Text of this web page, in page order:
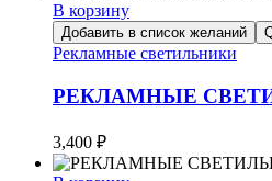
В корзину
Добавить в список желаний
Рекламные светильники
РЕКЛАМНЫЕ
3,400 ₽